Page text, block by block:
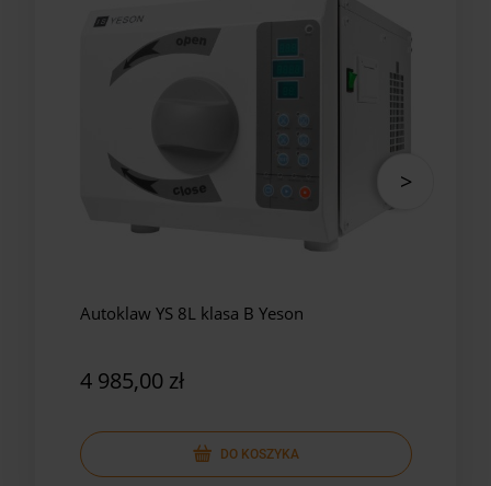
Autoklaw YS 8L klasa B Yeson
4 985,00 zł
DO KOSZYKA